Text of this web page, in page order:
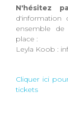
N'hésitez
d'information
ensemble
place :
Leyla Koob :
Cliquer ici
tickets